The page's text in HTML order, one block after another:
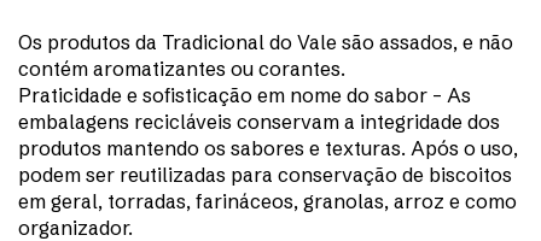
Os produtos da Tradicional do Vale são assados, e não
contém aromatizantes ou corantes.
Praticidade e sofisticação em nome do sabor – As
embalagens recicláveis conservam a integridade dos
produtos mantendo os sabores e texturas. Após o uso,
podem ser reutilizadas para conservação de biscoitos
em geral, torradas, farináceos, granolas, arroz e como
organizador.